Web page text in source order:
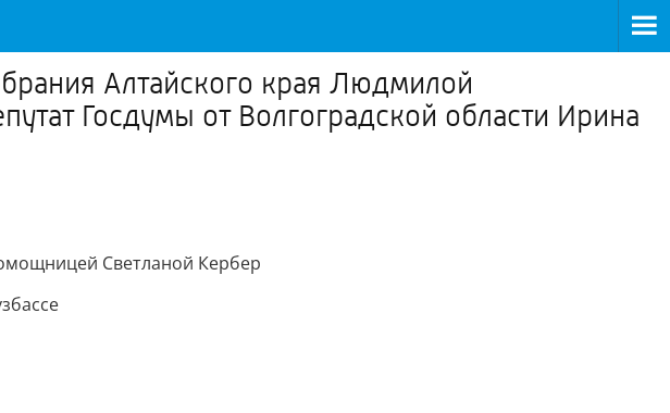
Алтайского края Людмилой
Госдумы от Волгоградской области Ирина
Светланой Кербер